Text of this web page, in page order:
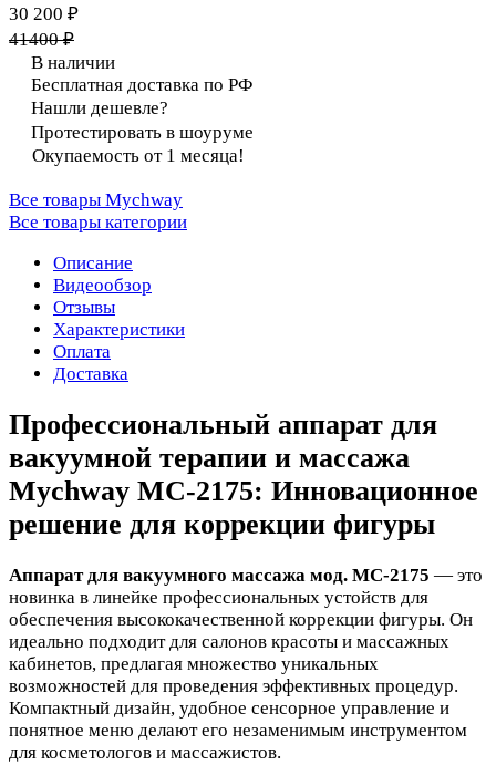
30 200 ₽
41400 ₽
В наличии
Бесплатная доставка по РФ
Нашли дешевле?
Протестировать в шоуруме
Окупаемость от 1 месяца!
Все товары Mychway
Все товары категории
Описание
Видеообзор
Отзывы
Характеристики
Оплата
Доставка
Профессиональный аппарат для
вакуумной терапии и массажа
Mychway МС-2175: Инновационное
решение для коррекции фигуры
Аппарат для вакуумного массажа мод. МС-2175 — это
новинка в линейке профессиональных устойств для
обеспечения высококачественной коррекции фигуры. Он
идеально подходит для салонов красоты и массажных
кабинетов, предлагая множество уникальных
возможностей для проведения эффективных процедур.
Компактный дизайн, удобное сенсорное управление и
понятное меню делают его незаменимым инструментом
для косметологов и массажистов.